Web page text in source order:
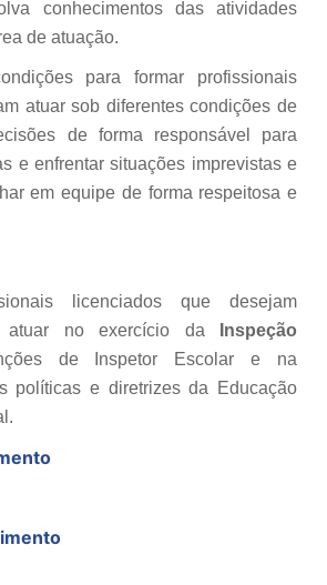
conhecimentos das atividades
de atuação.
para formar profissionais
atuar sob diferentes condições de
de forma responsável para
e enfrentar situações imprevistas e
em equipe de forma respeitosa e
licenciados que desejam
atuar no exercício da
Inspeção
de Inspetor Escolar e na
políticas e diretrizes da Educação